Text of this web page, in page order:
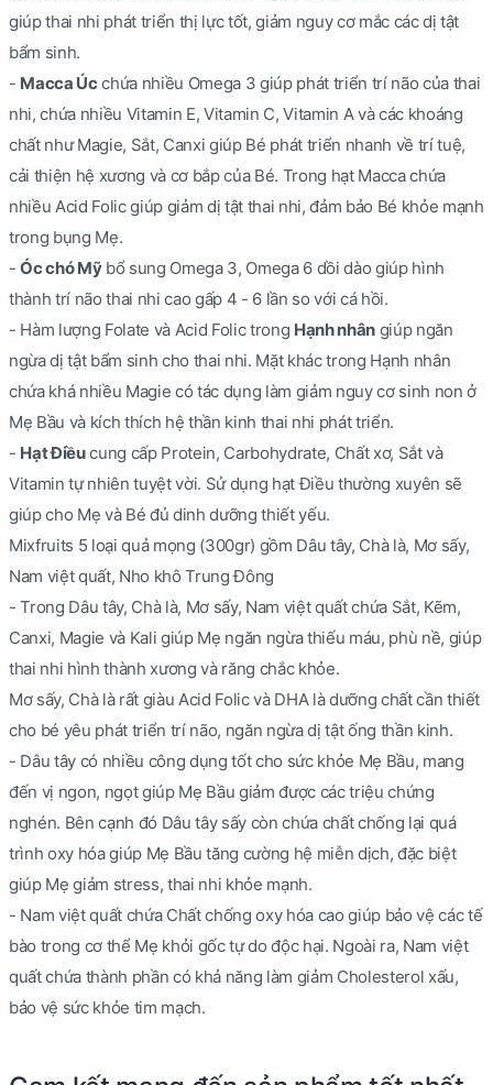
giúp thai nhi phát triển thị lực tốt, giảm nguy cơ mắc các dị tật
bẩm sinh.
- Macca Úc chứa nhiều Omega 3 giúp phát triển trí não của thai
nhi, chứa nhiều Vitamin E, Vitamin C, Vitamin A và các khoáng
chất như Magie, Sắt, Canxi giúp Bé phát triển nhanh về trí tuệ,
cải thiện hệ xương và cơ bắp của Bé. Trong hạt Macca chứa
nhiều Acid Folic giúp giảm dị tật thai nhi, đảm bảo Bé khỏe mạnh
trong bụng Mẹ.
-Óc chó Mỹbổ sung Omega 3, Omega 6 dồi dào giúp hình
thành trí não thai nhi cao gấp 4 - 6 lần so với cá hồi.
- Hàm lượng Folate và Acid Folic trong Hạnh nhângiúp ngăn
ngừa dị tật bẩm sinh cho thai nhi. Mặt khác trong Hạnh nhân
chứa khá nhiều Magie có tác dụng làm giảm nguy cơ sinh non ở
Mẹ Bầu và kích thích hệ thần kinh thai nhi phát triển.
- Hạt Điềucung cấp Protein, Carbohydrate, Chất xơ, Sắt và
Vitamin tự nhiên tuyệt vời. Sử dụng hạt Điều thường xuyên sẽ
giúp cho Mẹ và Bé đủ dinh dưỡng thiết yếu.
Mixfruits 5 loại quả mọng (300gr) gồm Dâu tây, Chà là, Mơ sấy,
Nam việt quất, Nho khô Trung Đông
- Trong Dâu tây, Chà là, Mơ sấy, Nam việt quất chứa Sắt, Kẽm,
Canxi, Magie và Kali giúp Mẹ ngăn ngừa thiếu máu, phù nề, giúp
thai nhi hình thành xương và răng chắc khỏe.
Mơ sấy, Chà là rất giàu Acid Folic và DHA là dưỡng chất cần thiết
cho bé yêu phát triển trí não, ngăn ngừa dị tật ống thần kinh.
- Dâu tây có nhiều công dụng tốt cho sức khỏe Mẹ Bầu, mang
đến vị ngon, ngọt giúp Mẹ Bầu giảm được các triệu chứng
nghén. Bên cạnh đó Dâu tây sấy còn chứa chất chống lại quá
trình oxy hóa giúp Mẹ Bầu tăng cường hệ miễn dịch, đặc biệt
giúp Mẹ giảm stress, thai nhi khỏe mạnh.
- Nam việt quất chứa Chất chống oxy hóa cao giúp bảo vệ các tế
bào trong cơ thể Mẹ khỏi gốc tự do độc hại. Ngoài ra, Nam việt
quất chứa thành phần có khả năng làm giảm Cholesterol xấu,
bảo vệ sức khỏe tim mạch.